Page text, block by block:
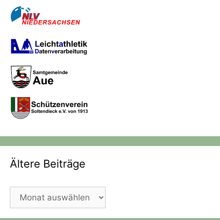
Ältere Beiträge
Ältere
Beiträge